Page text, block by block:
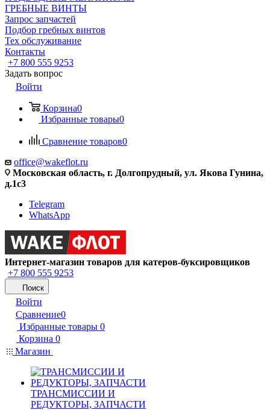
ГРЕБНЫЕ ВИНТЫ
Запрос запчастей
Подбор гребных винтов
Тех обслуживание
Контакты
+7 800 555 9253
Задать вопрос
Войти
Корзина0
Избранные товары0
Сравнение товаров0
office@wakeflot.ru
Московская область, г. Долгопрудный, ул. Якова Гунина,
д.1с3
Telegram
WhatsApp
Интернет-магазин товаров для катеров-буксировщиков
+7 800 555 9253
Поиск
Войти
Сравнение0
Избранные товары 0
Корзина 0
Магазин
ТРАНСМИССИИ И
РЕДУКТОРЫ, ЗАПЧАСТИ